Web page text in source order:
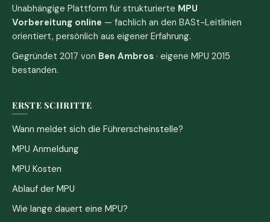
Unabhängige Plattform für strukturierte MPU
Vorbereitung online — fachlich an den BASt-Leitlinien
orientiert, persönlich aus eigener Erfahrung.
Gegründet 2017 von Ben Ambros · eigene MPU 2015
bestanden.
ERSTE SCHRITTE
Wann meldet sich die Führerscheinstelle?
MPU Anmeldung
MPU Kosten
Ablauf der MPU
Wie lange dauert eine MPU?